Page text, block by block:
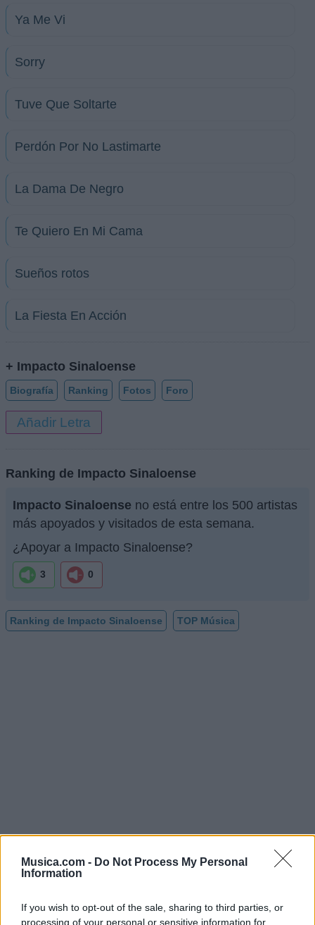
Musica.com - Do Not Process My Personal
Information
If you wish to opt-out of the sale, sharing to third parties, or
processing of your personal or sensitive information for
Ya Me Vi
Sorry
Tuve Que Soltarte
Perdón Por No Lastimarte
La Dama De Negro
Te Quiero En Mi Cama
Sueños rotos
La Fiesta En Acción
+ Impacto Sinaloense
Biografía Ranking Fotos Foro
Añadir Letra
Ranking de Impacto Sinaloense
Impacto Sinaloense no está entre los 500 artistas
más apoyados y visitados de esta semana.
¿Apoyar a Impacto Sinaloense?
3 0
Ranking de Impacto Sinaloense TOP Música
Ver perfil
@musicapuntocom Ver perfil